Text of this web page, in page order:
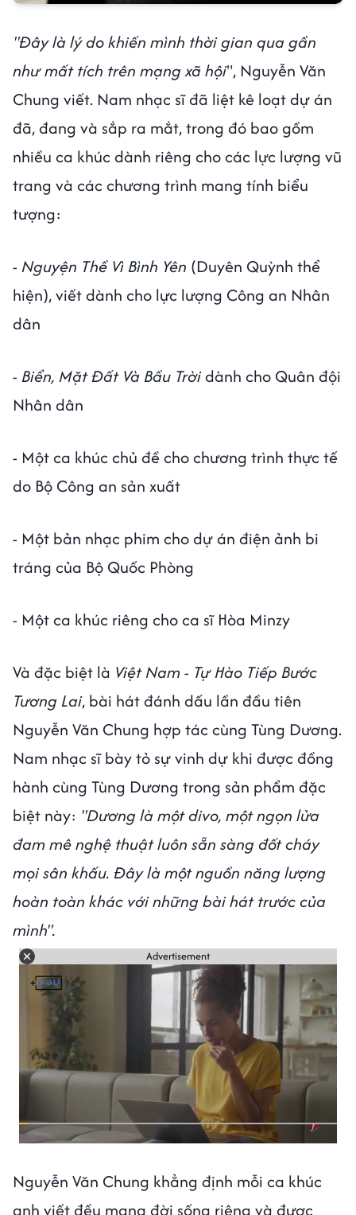
"Đây là lý do khiến mình thời gian qua gần
như mất tích trên mạng xã hội", Nguyễn Văn
Chung viết. Nam nhạc sĩ đã liệt kê loạt dự án
đã, đang và sắp ra mắt, trong đó bao gồm
nhiều ca khúc dành riêng cho các lực lượng vũ
trang và các chương trình mang tính biểu
tượng:
- Nguyện Thề Vì Bình Yên (Duyên Quỳnh thể
hiện), viết dành cho lực lượng Công an Nhân
dân
- Biển, Mặt Đất Và Bầu Trờidành cho Quân đội
Nhân dân
- Một ca khúc chủ đề cho chương trình thực tế
do Bộ Công an sản xuất
- Một bản nhạc phim cho dự án điện ảnh bi
tráng của Bộ Quốc Phòng
- Một ca khúc riêng cho ca sĩ Hòa Minzy
Và đặc biệt là Việt Nam - Tự Hào Tiếp Bước
Tương Lai, bài hát đánh dấu lần đầu tiên
Nguyễn Văn Chung hợp tác cùng Tùng Dương.
Nam nhạc sĩ bày tỏ sự vinh dự khi được đồng
hành cùng Tùng Dương trong sản phẩm đặc
biệt này: "Dương là một divo, một ngọn lửa
đam mê nghệ thuật luôn sẵn sàng đốt cháy
mọi sân khấu. Đây là một nguồn năng lượng
hoàn toàn khác với những bài hát trước của
mình".
Advertisement
Nguyễn Văn Chung khẳng định mỗi ca khúc
anh viết đều mang đời sống riêng và được